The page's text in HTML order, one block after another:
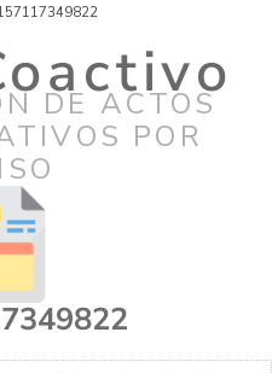
DE ACTOS
POR